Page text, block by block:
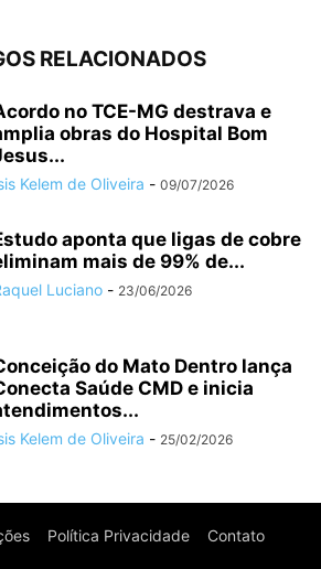
RELACIONADOS
no TCE-MG destrava e
obras do Hospital Bom
Kelem de Oliveira - 09/07/2026
aponta que ligas de cobre
mais de 99% de...
Luciano - 23/06/2026
do Mato Dentro lança
Saúde CMD e inicia
Kelem de Oliveira - 25/02/2026
Política Privacidade Contato